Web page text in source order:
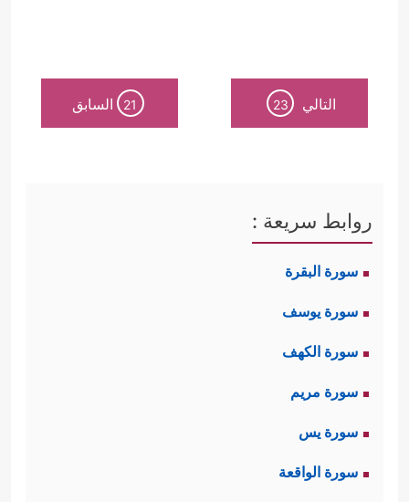
التالي 23
21 السابق
روابط سريعة :
سورة البقرة
سورة يوسف
سورة الكهف
سورة مريم
سورة يس
سورة الواقعة